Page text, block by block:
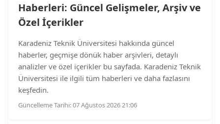
Haberleri: Güncel Gelişmeler, Arşiv ve
Özel İçerikler
Karadeniz Teknik Üniversitesi hakkında güncel
haberler, geçmişe dönük haber arşivleri, detaylı
analizler ve özel içerikler bu sayfada. Karadeniz Teknik
Üniversitesi ile ilgili tüm haberleri ve daha fazlasını
keşfedin.
Güncelleme Tarihi: 07 Ağustos 2026 21:06